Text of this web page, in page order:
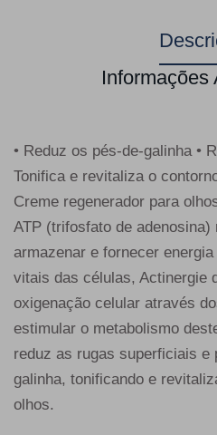
Informações
• Reduz os pés-de-galinha •
Tonifica e revitaliza o
Creme regenerador para
ATP (trifosfato de adenosina)
armazenar e fornecer
vitais das células, Actinergie
oxigenação celular através
estimular o metabolismo
reduz as rugas superficiais e
galinha, tonificando e
olhos.